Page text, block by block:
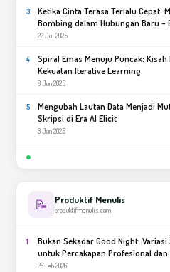
3
Ketika Cinta Terasa Terlalu Cepat:
Bombing dalam Hubungan Baru –
22 Jul 2025
4
Spiral Emas Menuju Puncak:
Kekuatan Iterative Learning
8 Jun 2025
5
Mengubah Lautan Data Menjadi
Skripsi di Era AI Elicit
8 Jun 2025
📝 Produktif Menulis
produktifmenulis.com
1
Bukan Sekadar Good Night:
untuk Percakapan Profesional dan
for Adults
26 Feb 2026